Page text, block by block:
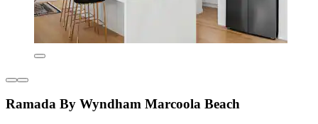
Ramada By Wyndham Marcoola Beach